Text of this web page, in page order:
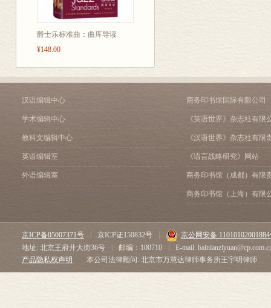
爵士乐标准曲：曲库导读
¥148.00
汉语编辑中心
学术编辑中心
教科文编辑中心
英语编辑室
外语编辑室
商务印书馆国际有限公司
《英语世界》杂志社有限
《汉语世界》杂志社有限
《语言战略研究》网站
商务印书馆（成都）有限
商务印书馆（上海）有限
京ICP备05007371号 京ICP证150832号
京公网安备
地址: 北京王府井大街36号
邮编：100710
E-mail:
产品隐私权声明
本公司法律顾问: 北京市万慧达律师事务所王宇明律师